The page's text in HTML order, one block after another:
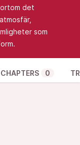
det
som
CHAPTERS 0